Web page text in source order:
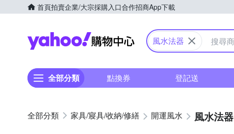
首頁拍賣企業/大宗採購入口合作招商App下載
Yahoo購物中心
風水法器
全部分類 點換券 登記送
家具/寢具/收納/修繕 開運風水 風水法器